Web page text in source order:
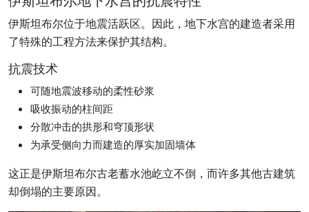
伊斯坦布尔位于地震活跃区。因此，地下水宫的建造者采用
了特殊的工程方法来保护其结构。
抗震技术
可随地震波移动的柔性砂浆
吸收振动的柱间距
分散冲击的拱形和穹顶形状
为承受侧向力而建造的厚实加固墙体
这正是伊斯坦布尔古老蓄水池屹立不倒，而许多其他古建筑
却倒塌的主要原因。